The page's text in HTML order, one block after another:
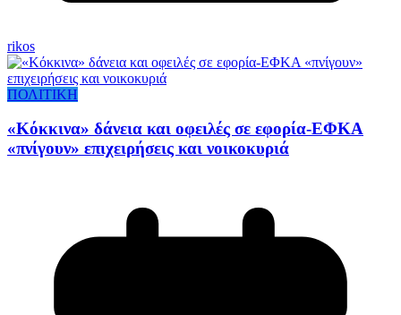
rikos
ΠΟΛΙΤΙΚΗ
«Κόκκινα» δάνεια και οφειλές σε εφορία-ΕΦΚΑ
«πνίγουν» επιχειρήσεις και νοικοκυριά